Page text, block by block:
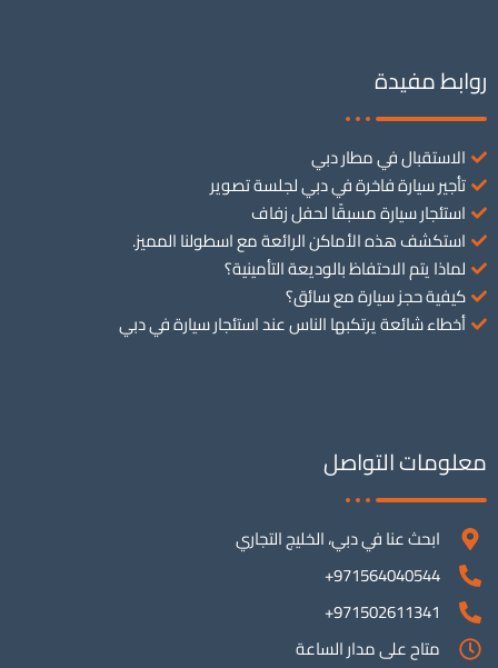
روابط مفيدة
الاستقبال في مطار دبي
تأجير سيارة فاخرة في دبي لجلسة تصوير
استئجار سيارة مسبقًا لحفل زفاف
استكشف هذه الأماكن الرائعة مع اسطولنا المميز.
لماذا يتم الاحتفاظ بالوديعة التأمينية؟
كيفية حجز سيارة مع سائق؟
أخطاء شائعة يرتكبها الناس عند استئجار سيارة في دبي
معلومات التواصل
ابحث عنا في دبي، الخليج التجاري
971564040544+
971502611341+
متاح على مدار الساعة